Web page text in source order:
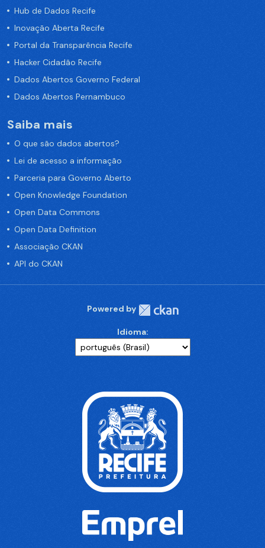
Hub de Dados Recife
Inovação Aberta Recife
Portal da Transparência Recife
Hacker Cidadão Recife
Dados Abertos Governo Federal
Dados Abertos Pernambuco
Saiba mais
O que são dados abertos?
Lei de acesso a informação
Parceria para Governo Aberto
Open Knowledge Foundation
Open Data Commons
Open Data Definition
Associação CKAN
API do CKAN
Powered by
Idioma